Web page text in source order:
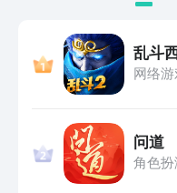
乱斗
网络
问道
角色扮